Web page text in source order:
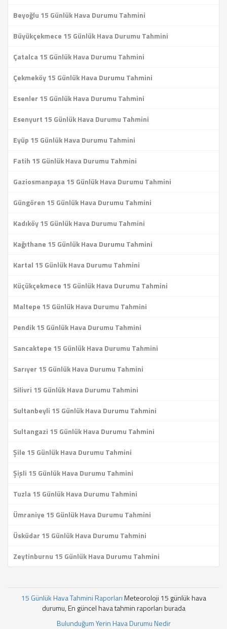
Beyoğlu 15 Günlük Hava Durumu Tahmini
Büyükçekmece 15 Günlük Hava Durumu Tahmini
Çatalca 15 Günlük Hava Durumu Tahmini
Çekmeköy 15 Günlük Hava Durumu Tahmini
Esenler 15 Günlük Hava Durumu Tahmini
Esenyurt 15 Günlük Hava Durumu Tahmini
Eyüp 15 Günlük Hava Durumu Tahmini
Fatih 15 Günlük Hava Durumu Tahmini
Gaziosmanpaşa 15 Günlük Hava Durumu Tahmini
Güngören 15 Günlük Hava Durumu Tahmini
Kadıköy 15 Günlük Hava Durumu Tahmini
Kağıthane 15 Günlük Hava Durumu Tahmini
Kartal 15 Günlük Hava Durumu Tahmini
Küçükçekmece 15 Günlük Hava Durumu Tahmini
Maltepe 15 Günlük Hava Durumu Tahmini
Pendik 15 Günlük Hava Durumu Tahmini
Sancaktepe 15 Günlük Hava Durumu Tahmini
Sarıyer 15 Günlük Hava Durumu Tahmini
Silivri 15 Günlük Hava Durumu Tahmini
Sultanbeyli 15 Günlük Hava Durumu Tahmini
Sultangazi 15 Günlük Hava Durumu Tahmini
Şile 15 Günlük Hava Durumu Tahmini
Şişli 15 Günlük Hava Durumu Tahmini
Tuzla 15 Günlük Hava Durumu Tahmini
Ümraniye 15 Günlük Hava Durumu Tahmini
Üsküdar 15 Günlük Hava Durumu Tahmini
Zeytinburnu 15 Günlük Hava Durumu Tahmini
15 Günlük Hava Tahmini RaporlarıMeteoroloji 15 günlük hava
durumu, En güncel hava tahmin raporları burada
Bulunduğum Yerin Hava Durumu Nedir